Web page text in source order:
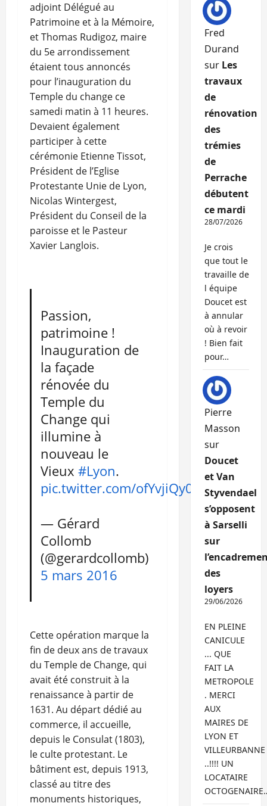
adjoint Délégué au
Patrimoine et à la Mémoire,
et Thomas Rudigoz, maire
du 5e arrondissement
étaient tous annoncés
pour l’inauguration du
Temple du change ce
samedi matin à 11 heures.
Devaient également
participer à cette
cérémonie Etienne Tissot,
Président de l’Eglise
Protestante Unie de Lyon,
Nicolas Wintergest,
Président du Conseil de la
paroisse et le Pasteur
Xavier Langlois.
Passion,
patrimoine !
Inauguration de
la façade
rénovée du
Temple du
Change qui
illumine à
nouveau le
Vieux#Lyon.
pic.twitter.com/ofYvjiQy0J
— Gérard
Collomb
(@gerardcollomb)
5 mars 2016
Cette opération marque la
fin de deux ans de travaux
du Temple de Change, qui
avait été construit à la
renaissance à partir de
1631. Au départ dédié au
commerce, il accueille,
depuis le Consulat (1803),
le culte protestant. Le
bâtiment est, depuis 1913,
classé au titre des
monuments historiques,
Fred
Durand
sur Les
travaux
de
rénovation
des
trémies
de
Perrache
débutent
ce mardi
28/07/2026
Je crois
que tout le
travaille de
l équipe
Doucet est
à annular
où à revoir
! Bien fait
pour…
Pierre
Masson
sur
Doucet
et Van
Styvendael
s’opposent
à Sarselli
sur
des
loyers
29/06/2026
EN PLEINE
CANICULE
... QUE
FAIT LA
METROPOLE
. MERCI
AUX
MAIRES DE
LYON ET
VILLEURBANNE
..!!!! UN
LOCATAIRE